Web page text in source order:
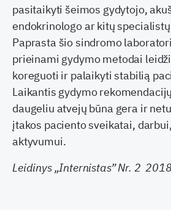
pasitaikyti šeimos gydytojo,
endokrinologo ar kitų
Paprasta šio sindromo
prieinami gydymo metodai
koreguoti ir palaikyti stabilią
Laikantis gydymo
daugeliu atvejų būna gera ir
įtakos paciento sveikatai,
aktyvumui.
Leidinys „Internistas” Nr. 2